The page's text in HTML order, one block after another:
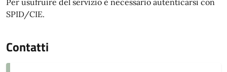
Per usufruire del servizio è necessario autenticarsi con
SPID/CIE.
Contatti